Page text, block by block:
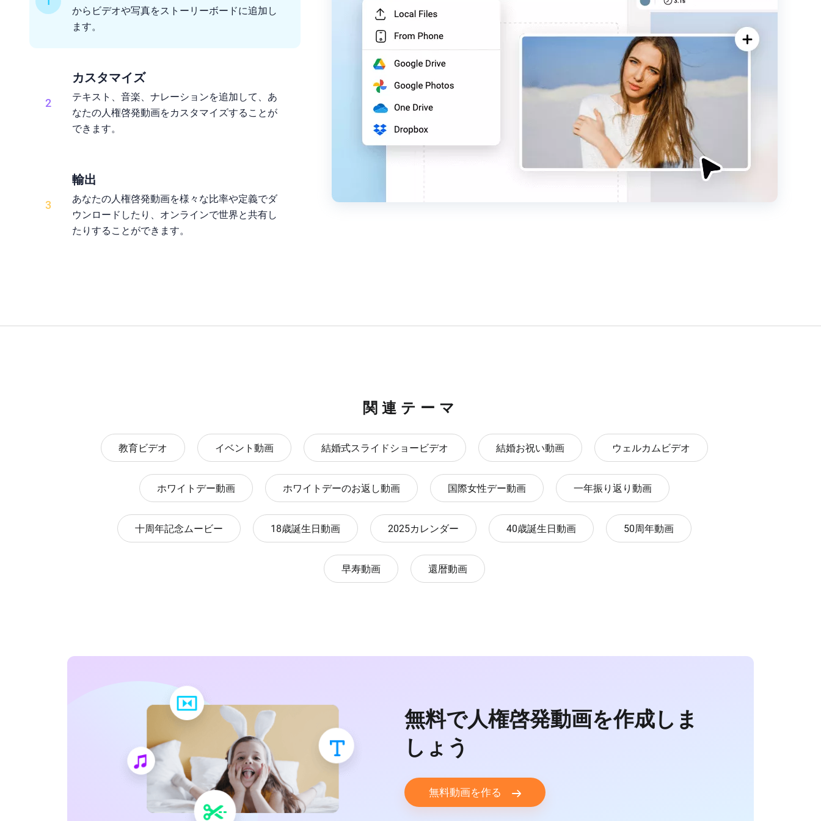
からビデオや写真をストーリーボードに追加し
ます。
2
カスタマイズ
テキスト、音楽、ナレーションを追加して、あ
なたの人権啓発動画をカスタマイズすることが
できます。
3
輸出
あなたの人権啓発動画を様々な比率や定義でダ
ウンロードしたり、オンラインで世界と共有し
たりすることができます。
関連テーマ
教育ビデオ イベント動画 結婚式スライドショービデオ 結婚お祝い動画 ウェルカムビデオ
ホワイトデー動画 ホワイトデーのお返し動画 国際女性デー動画 一年振り返り動画
十周年記念ムービー 18歳誕生日動画 2025カレンダー 40歳誕生日動画 50周年動画
早寿動画 還暦動画
無料で人権啓発動画を作成しま
しょう
無料動画を作る